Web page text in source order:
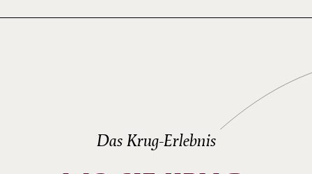
Das Krug-Erlebnis